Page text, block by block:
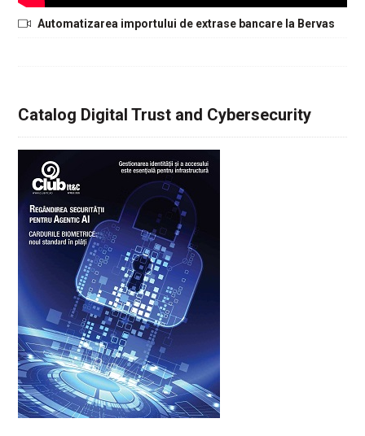
Automatizarea importului de extrase bancare la Bervas
Catalog Digital Trust and Cybersecurity